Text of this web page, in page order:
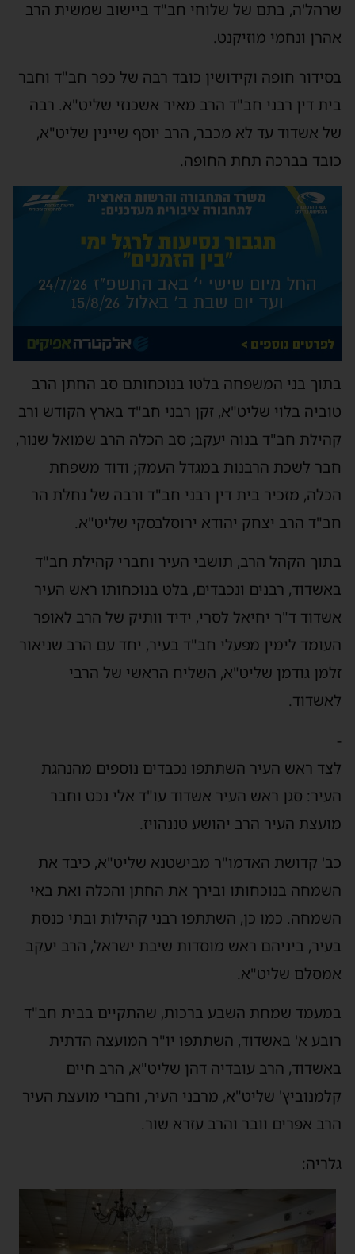
שרהל'ה, בתם של שלוחי חב"ד ביישוב שמשית הרב
אהרן ונחמי מוזיקנט.
בסידור חופה וקידושין כובד רבה של כפר חב"ד וחבר
בית דין רבני חב"ד הרב מאיר אשכנזי שליט"א. רבה
של אשדוד עד לא מכבר, הרב יוסף שיינין שליט"א,
כובד בברכה תחת החופה.
בתוך בני המשפחה בלטו בנוכחותם סב החתן הרב
טוביה בלוי שליט"א, זקן רבני חב"ד בארץ הקודש ורב
קהילת חב"ד בנוה יעקב; סב הכלה הרב שמואל שנור,
חבר לשכת הרבנות במגדל העמק; ודוד משפחת
הכלה, מזכיר בית דין רבני חב"ד ורבה של נחלת הר
חב"ד הרב יצחק יהודא ירוסלבסקי שליט"א.
בתוך הקהל הרב, תושבי העיר וחברי קהילת חב"ד
באשדוד, רבנים ונכבדים, בלט בנוכחותו ראש העיר
אשדוד ד"ר יחיאל לסרי, ידיד וותיק של הרב לאופר
העומד לימין מפעלי חב"ד בעיר, יחד עם הרב שניאור
זלמן גודמן שליט"א, השליח הראשי של הרבי
לאשדוד.
-
לצד ראש העיר השתתפו נכבדים נוספים מהנהגת
העיר: סגן ראש העיר אשדוד עו"ד אלי נכט וחבר
מועצת העיר הרב יהושע טננהויז.
כב' קדושת האדמו"ר מבישטנא שליט"א, כיבד את
השמחה בנוכחותו ובירך את החתן והכלה ואת באי
השמחה. כמו כן, השתתפו רבני קהילות ובתי כנסת
בעיר, ביניהם ראש מוסדות שיבת ישראל, הרב יעקב
אמסלם שליט"א.
במעמד שמחת השבע ברכות, שהתקיים בבית חב"ד
רובע א' באשדוד, השתתפו יו"ר המועצה הדתית
באשדוד, הרב עובדיה דהן שליט"א, הרב חיים
קלמנוביץ' שליט"א, מרבני העיר, וחברי מועצת העיר
הרב אפרים וובר והרב עזרא שור.
גלריה: